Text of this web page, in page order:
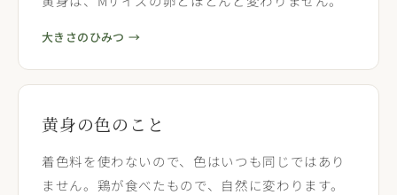
大きさのひみつ →
黄身の色のこと
着色料を使わないので、色はいつも同じではあり
ません。鶏が食べたもので、自然に変わります。